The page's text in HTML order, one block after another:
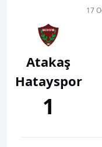
Atakaş
Hatayspor
1
17